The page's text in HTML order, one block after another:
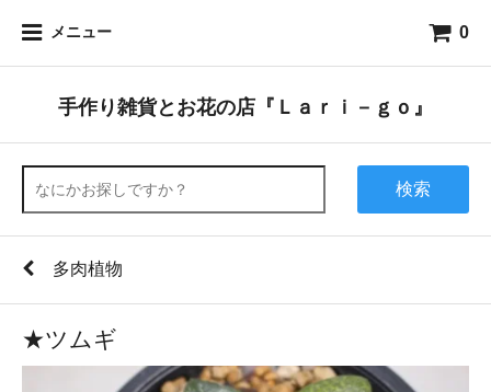
メニュー 0
手作り雑貨とお花の店『Ｌａｒｉ－ｇｏ』
検索
多肉植物
★ツムギ